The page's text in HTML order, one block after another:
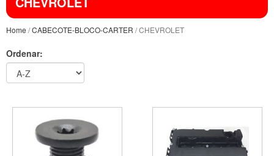
Home /CABECOTE-BLOCO-CARTER / CHEVROLET
Ordenar: